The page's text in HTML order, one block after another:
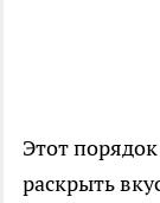
Этот
раскрыть